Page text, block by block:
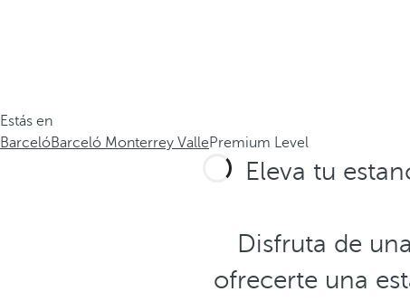
Estás en
BarcelóBarceló Monterrey VallePremium Level
Eleva tu
Disfruta de
ofrecerte una